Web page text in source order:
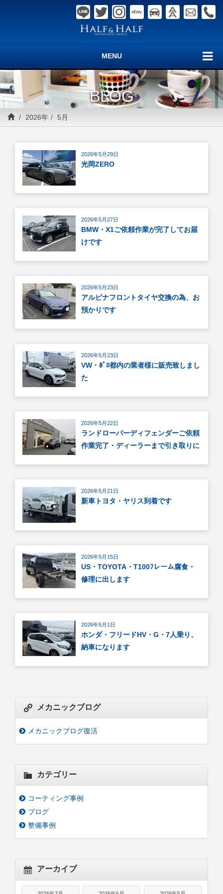
MENU
BLOG
2026年 5月
2026年5月29日
光岡ZERO
2026年5月27日
BMW・X1ご依頼作業が完了してお届
けです
2026年5月23日
アルピナフロントタイヤ交換の為、お
預かりです
2026年5月23日
VW・ﾎﾟﾛ都内の業者様に販売致しまし
た
2026年5月22日
ランドローバーディフェンダーご依頼
作業完了・ディーラーまで引き取りに
2026年5月21日
新車トヨタ・ヤリス到着です
2026年5月15日
US・TOYOTA・T100ﾌレーム腐食・
修理に出します
2026年5月1日
ホンダ・フリードHV・G・7人乗り、
納車になります
メカニックブログ
メカニックブログ復活
カテゴリー
コーティング事例
ブログ
整備事例
アーカイブ